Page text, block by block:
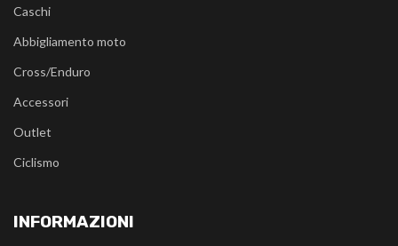
Caschi
Abbigliamento moto
Cross/Enduro
Accessori
Outlet
Ciclismo
INFORMAZIONI